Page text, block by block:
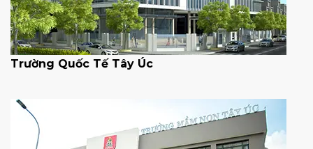
Trường Quốc Tế Tây Úc